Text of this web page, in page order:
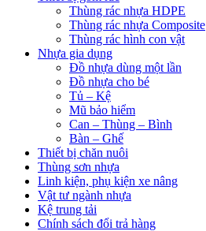
Thùng rác nhựa HDPE
Thùng rác nhựa Composite
Thùng rác hình con vật
Nhựa gia dụng
Đồ nhựa dùng một lần
Đồ nhựa cho bé
Tủ – Kệ
Mũ bảo hiểm
Can – Thùng – Bình
Bàn – Ghế
Thiết bị chăn nuôi
Thùng sơn nhựa
Linh kiện, phụ kiện xe nâng
Vật tư ngành nhựa
Kệ trung tải
Chính sách đổi trả hàng